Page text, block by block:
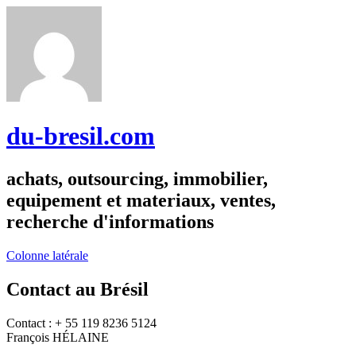
du-bresil.com
achats, outsourcing, immobilier,
equipement et materiaux, ventes,
recherche d'informations
Colonne latérale
Contact au Brésil
Contact : + 55 119 8236 5124
François HÉLAINE